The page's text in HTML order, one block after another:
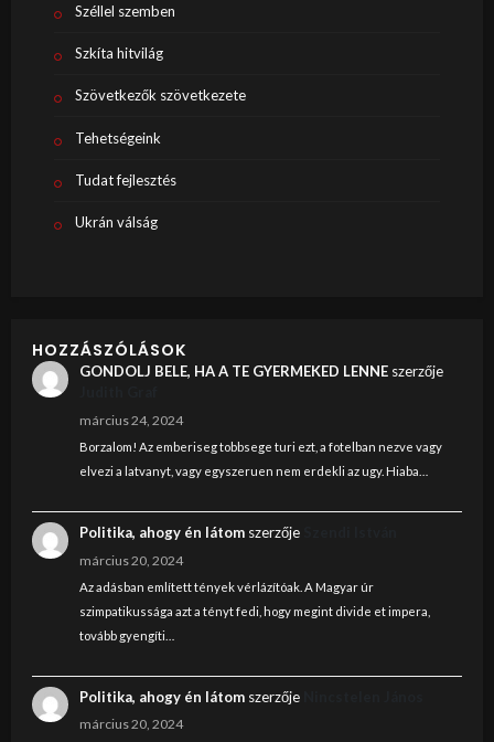
Széllel szemben
Szkíta hitvilág
Szövetkezők szövetkezete
Tehetségeink
Tudat fejlesztés
Ukrán válság
HOZZÁSZÓLÁSOK
GONDOLJ BELE, HA A TE GYERMEKED LENNEszerzője
március 24, 2024
Borzalom! Az emberiseg tobbsege turi ezt, a fotelban nezve vagy
elvezi a latvanyt, vagy egyszeruen nem erdekli az ugy. Hiaba…
Politika, ahogy én látomszerzője
március 20, 2024
Az adásban említett tények vérlázítóak. A Magyar úr
szimpatikussága azt a tényt fedi, hogy megint divide et impera,
tovább gyengíti…
Politika, ahogy én látomszerzője
március 20, 2024